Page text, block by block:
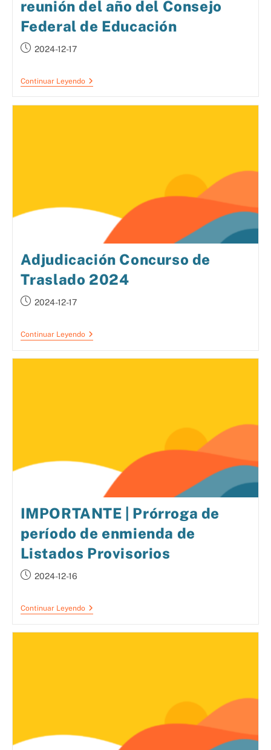
reunión del año del Consejo
Federal de Educación
2024-12-17
Continuar Leyendo
Adjudicación Concurso de
Traslado 2024
2024-12-17
Continuar Leyendo
IMPORTANTE | Prórroga de
período de enmienda de
Listados Provisorios
2024-12-16
Continuar Leyendo